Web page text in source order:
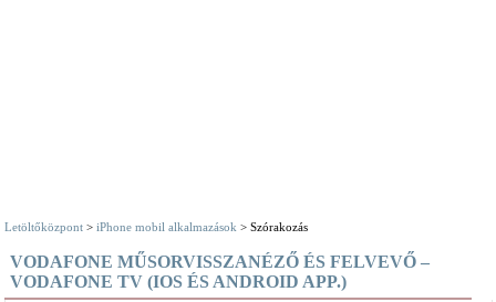
Letöltőközpont >iPhone mobil alkalmazások > Szórakozás
VODAFONE MŰSORVISSZANÉZŐ ÉS FELVEVŐ –
VODAFONE TV (IOS ÉS ANDROID APP.)